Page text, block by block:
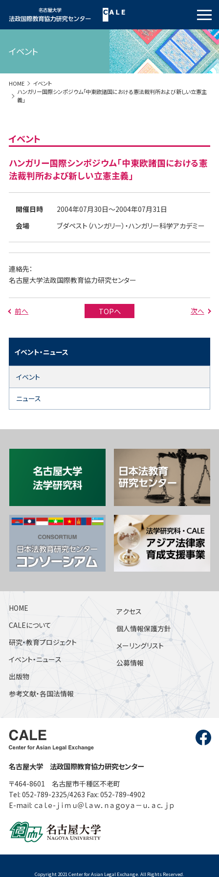
イベント
HOME
イベント
ハンガリー国際シンポジウム「中東欧諸国における憲法裁判所および新しい立憲主
義」
イベント
ハンガリー国際シンポジウム「中東欧諸国における憲
法裁判所および新しい立憲主義」
開催日時
2004年07月30日～2004年07月31日
会場
ブダペスト（ハンガリー）・ハンガリー科学アカデミー
連絡先：
名古屋大学法政国際教育協力研究センター
前へ TOPへ 次へ
イベント・ニュース
イベント
ニュース
HOME
CALEについて
研究・教育プロジェクト
イベント・ニュース
出版物
参考文献・各国法情報
アクセス
個人情報保護方針
メーリングリスト
公募情報
名古屋大学 法政国際教育協力研究センター
〒464-8601 名古屋市千種区不老町
Tel: 052-789-2325/4263 Fax: 052-789-4902
E-mail: ｃａｌｅ-ｊｉｍｕ＠ｌａｗ．ｎａｇｏｙａ－ｕ．ａｃ．ｊｐ
Copyright 2021 Center for Asian Legal Exchange. All Rights Reserved.